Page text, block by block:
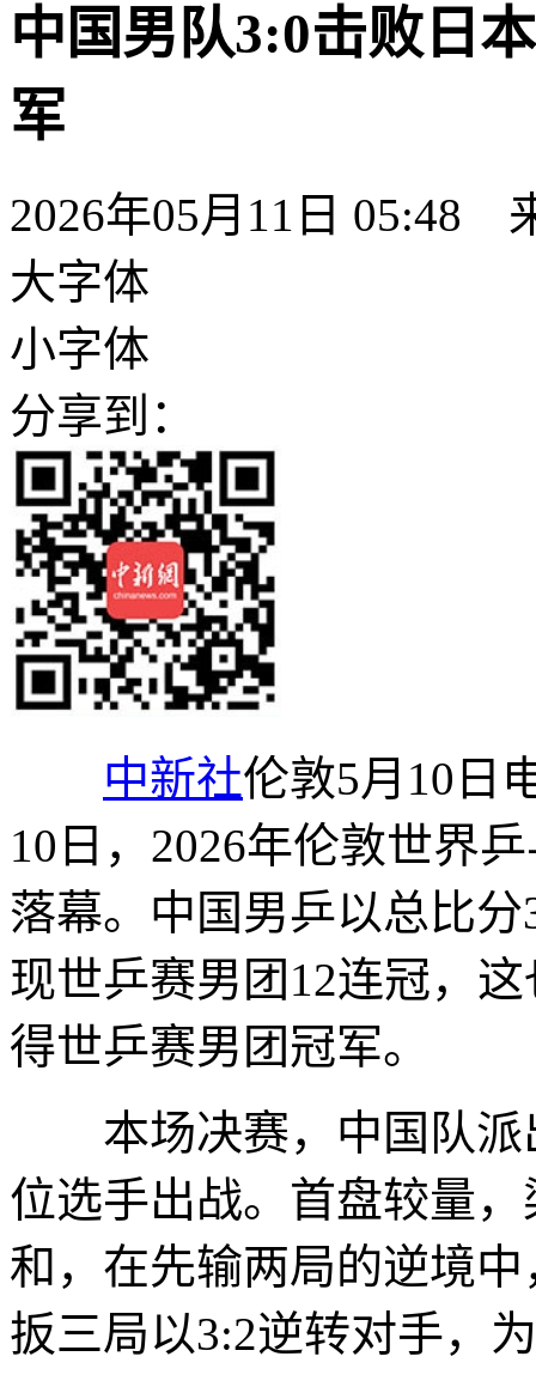
中国男队3:0击败日
军
2026年05月11日 05:48
大字体
小字体
分享到：
中新社伦敦5月10日
10日，2026年伦敦世界
落幕。中国男乒以总比
现世乒赛男团12连冠，
得世乒赛男团冠军。
本场决赛，中国队派
位选手出战。首盘较量
和，在先输两局的逆境
扳三局以3:2逆转对手，